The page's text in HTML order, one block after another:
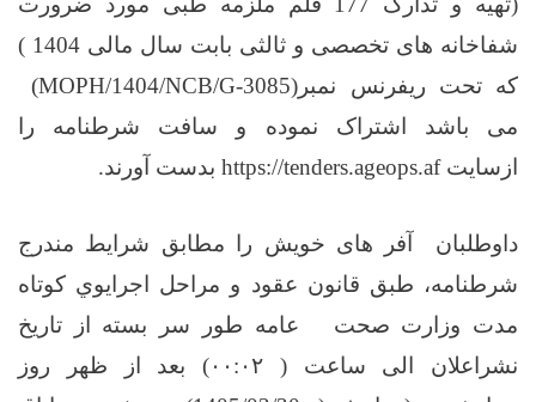
شفاخانه های تخصصی و ثالثی بابت سال مالی 1404 )
که تحت ریفرنس نمبر (MOPH/1404/NCB/G-3085)
می باشد اشتراک نموده و سافت شرطنامه را
ازسایت https://tenders.ageops.af بدست آورند.
داوطلبان آفر های خویش را مطابق شرایط مندرج
شرطنامه، طبق قانون عقود و مراحل اجرایوي کوتاه‌
مدت وزارت صحت عامه طور سر بسته از تاریخ
نشراعلان الی ساعت ( ۰۰:۰۲)
بعد از ظهر روز